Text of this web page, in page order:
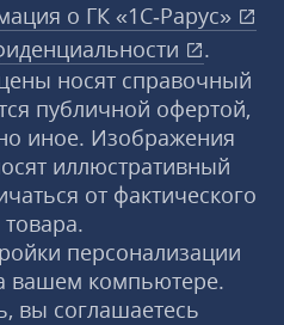
о ГК «1С‑Рарус»
.
носят справочный
публичной офертой,
иное. Изображения
иллюстративный
от фактического
персонализации
вашем компьютере.
вы соглашаетесь